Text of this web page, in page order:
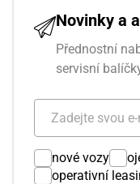
Novinky a
Přednostní
servisní
nové vozy
operativní